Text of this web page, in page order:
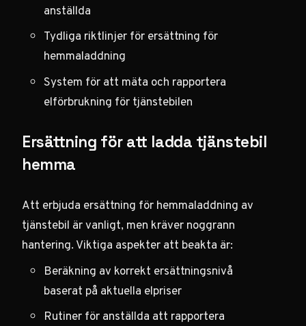
anställda
Tydliga riktlinjer för ersättning för
hemmaladdning
System för att mäta och rapportera
elförbrukning för tjänstebilen
Ersättning för att ladda tjänstebil
hemma
Att erbjuda ersättning för hemmaladdning av
tjänstebil är vanligt, men kräver noggrann
hantering. Viktiga aspekter att beakta är:
Beräkning av korrekt ersättningsnivå
baserat på aktuella elpriser
Rutiner för anställda att rapportera